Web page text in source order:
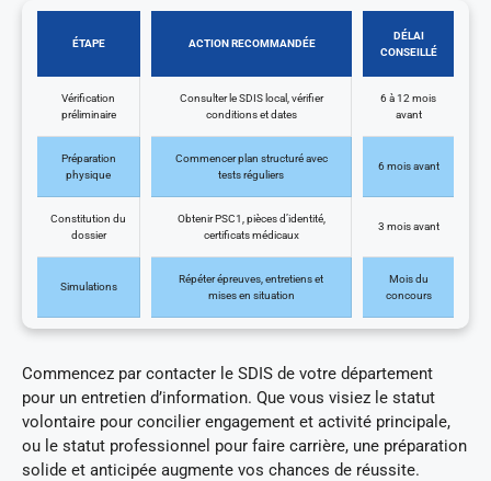
ÉTAPE ACTION RECOMMANDÉE
DÉLAI
CONSEILLÉ
Vérification
préliminaire
Consulter le SDIS local, vérifier
conditions et dates
6 à 12 mois
avant
Préparation
physique
Commencer plan structuré avec
tests réguliers
6 mois avant
Constitution du
dossier
Obtenir PSC1, pièces d’identité,
certificats médicaux
3 mois avant
Simulations
Répéter épreuves, entretiens et
mises en situation
Mois du
concours
Commencez par contacter le SDIS de votre département
pour un entretien d’information. Que vous visiez le statut
volontaire pour concilier engagement et activité principale,
ou le statut professionnel pour faire carrière, une préparation
solide et anticipée augmente vos chances de réussite.